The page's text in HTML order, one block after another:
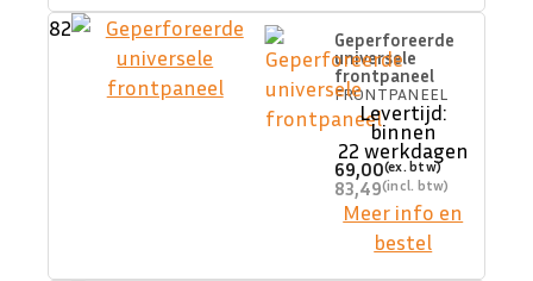
82
Geperforeerde
universele
frontpaneel
FRONTPANEEL
Levertijd:
binnen
22 werkdagen
69,00
83,49
Meer info en
bestel